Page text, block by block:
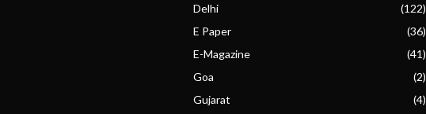
Delhi
(122)
E Paper
(36)
E-Magazine
(41)
Goa
(2)
Gujarat
(4)